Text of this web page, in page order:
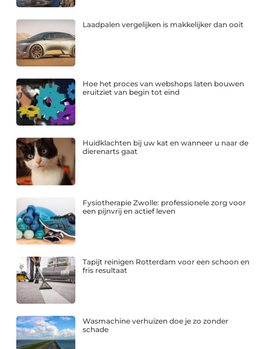
Laadpalen vergelijken is makkelijker dan ooit
Hoe het proces van webshops laten bouwen
eruitziet van begin tot eind
Huidklachten bij uw kat en wanneer u naar de
dierenarts gaat
Fysiotherapie Zwolle: professionele zorg voor
een pijnvrij en actief leven
Tapijt reinigen Rotterdam voor een schoon en
fris resultaat
Wasmachine verhuizen doe je zo zonder
schade